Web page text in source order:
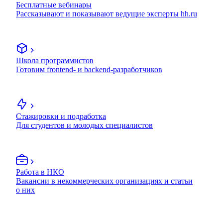
Бесплатные вебинары
Рассказывают и показывают ведущие эксперты hh.ru
Школа программистов
Готовим frontend- и backend-разработчиков
Стажировки и подработка
Для студентов и молодых специалистов
Работа в НКО
Вакансии в некоммерческих организациях и статьи
о них